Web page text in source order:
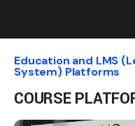
Education and LMS
System) Platforms
COURSE